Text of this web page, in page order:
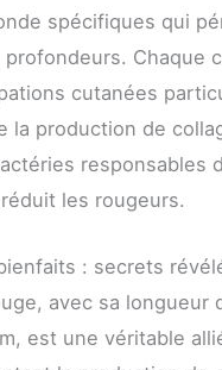
spécifiques qui
Chaque
cutanées
la production de
responsables
les rougeurs.
: secrets
avec sa longueur
est une véritable